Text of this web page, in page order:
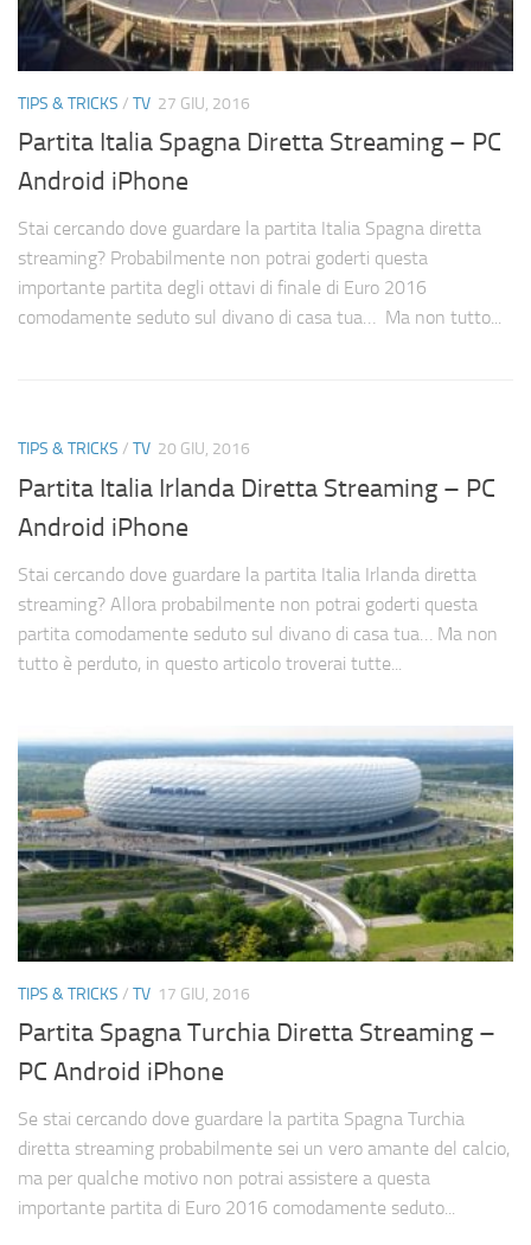
TIPS & TRICKS / TV 27 GIU, 2016
Partita Italia Spagna Diretta Streaming – PC
Android iPhone
Stai cercando dove guardare la partita Italia Spagna diretta
streaming? Probabilmente non potrai goderti questa
importante partita degli ottavi di finale di Euro 2016
comodamente seduto sul divano di casa tua… Ma non tutto...
TIPS & TRICKS / TV 20 GIU, 2016
Partita Italia Irlanda Diretta Streaming – PC
Android iPhone
Stai cercando dove guardare la partita Italia Irlanda diretta
streaming? Allora probabilmente non potrai goderti questa
partita comodamente seduto sul divano di casa tua… Ma non
tutto è perduto, in questo articolo troverai tutte...
TIPS & TRICKS / TV 17 GIU, 2016
Partita Spagna Turchia Diretta Streaming –
PC Android iPhone
Se stai cercando dove guardare la partita Spagna Turchia
diretta streaming probabilmente sei un vero amante del calcio,
ma per qualche motivo non potrai assistere a questa
importante partita di Euro 2016 comodamente seduto...